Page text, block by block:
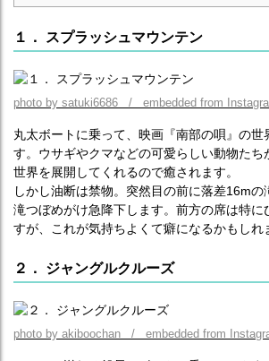
１． スプラッシュマウンテン
photo by satuki6686 / embedded from
丸太ボートに乗って、映画『南部の唄』の世
す。ウサギやクマなどの可愛らしい動物たち
世界を展開してくれるので癒されます。
しかし油断は禁物。突然目の前に落差16mの
滝つぼめがけ急降下します。前方の席は特に
すが、これが気持ちよくて癖になるかもしれ
２． ジャングルクルーズ
photo by akiboochan / embedded from